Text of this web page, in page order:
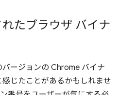
たブラウザ バイナ
ージョンの Chrome バイナ
じたことがあるかもしれませ